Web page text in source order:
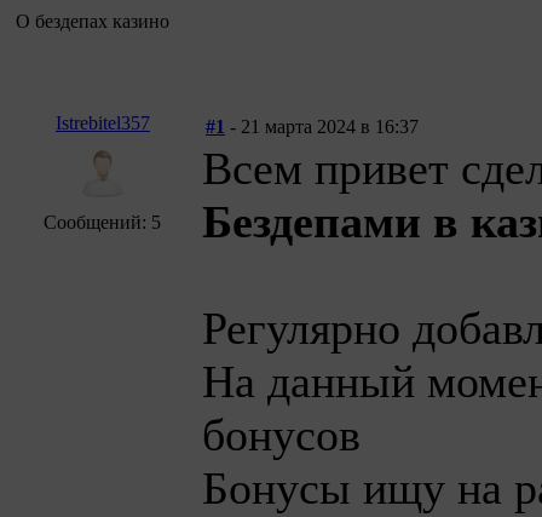
О бездепах казино
Istrebitel357
Сообщений: 5
#1 - 21 марта 2024 в 16:37
Всем привет
Бездепами в
Регулярно
На данный
бонусов
Бонусы ищу на